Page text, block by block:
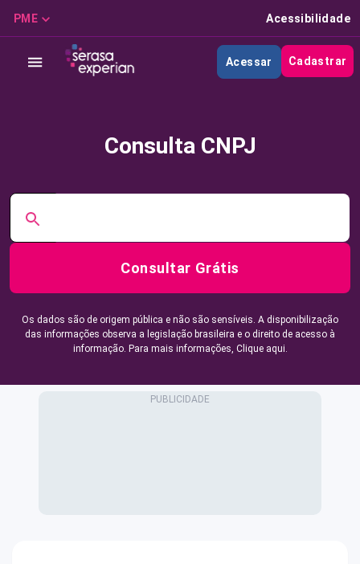
PME Acessibilidade
Acessar Cadastrar
Consulta CNPJ
Consultar Grátis
Os dados são de origem pública e não são sensíveis. A disponibilização
das informações observa a legislação brasileira e o direito de acesso à
informação. Para mais informações, Clique aqui.